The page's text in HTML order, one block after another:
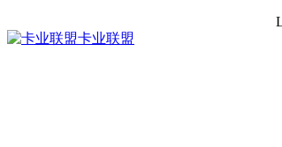
卡业联盟